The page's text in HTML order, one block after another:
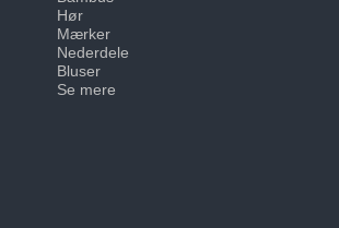
Hør
Mærker
Nederdele
Bluser
Se mere